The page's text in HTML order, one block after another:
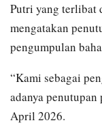
Putri yang terlibat
mengatakan
pengumpulan
“Kami sebagai
adanya penutupan
April 2026.